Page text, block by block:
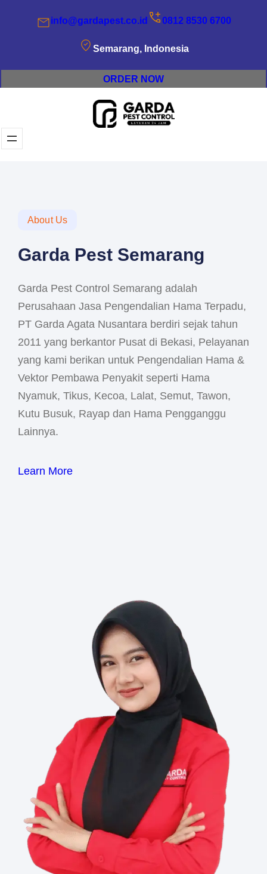
info@gardapest.co.id 0812 8530 6700
Semarang, Indonesia
ORDER NOW
About Us
Garda Pest Semarang
Garda Pest Control Semarang adalah
Perusahaan Jasa Pengendalian Hama Terpadu,
PT Garda Agata Nusantara berdiri sejak tahun
2011 yang berkantor Pusat di Bekasi, Pelayanan
yang kami berikan untuk Pengendalian Hama &
Vektor Pembawa Penyakit seperti Hama
Nyamuk, Tikus, Kecoa, Lalat, Semut, Tawon,
Kutu Busuk, Rayap dan Hama Pengganggu
Lainnya.
Learn More